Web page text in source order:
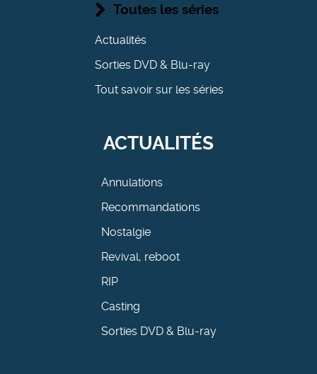
Toutes les séries
Actualités
Sorties DVD & Blu-ray
Tout savoir sur les séries
ACTUALITÉS
Annulations
Recommandations
Nostalgie
Revival, reboot
RIP
Casting
Sorties DVD & Blu-ray